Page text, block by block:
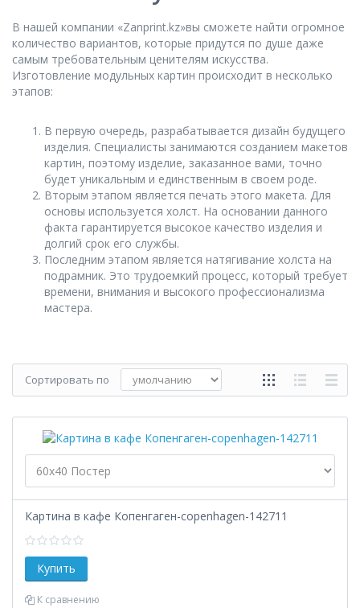
В нашей компании «Zanprint.kz»вы сможете найти огромное
количество вариантов, которые придутся по душе даже
самым требовательным ценителям искусства.
Изготовление модульных картин происходит в несколько
этапов:
В первую очередь, разрабатывается дизайн будущего
изделия. Специалисты занимаются созданием макетов
картин, поэтому изделие, заказанное вами, точно
будет уникальным и единственным в своем роде.
Вторым этапом является печать этого макета. Для
основы используется холст. На основании данного
факта гарантируется высокое качество изделия и
долгий срок его службы.
Последним этапом является натягивание холста на
подрамник. Это трудоемкий процесс, который требует
времени, внимания и высокого профессионализма
мастера.
Сортировать по
Картина в кафе Копенгаген-copenhagen-142711
К сравнению